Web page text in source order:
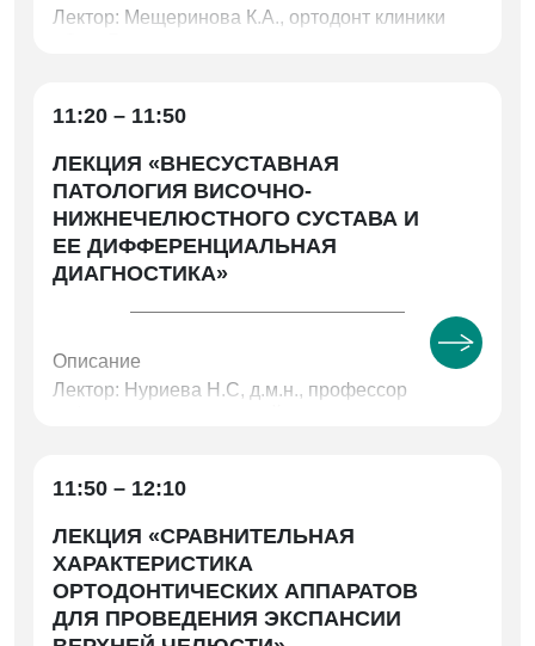
Лектор: Мещеринова К.А., ортодонт клиники
11:20 – 11:50
ЛЕКЦИЯ «ВНЕСУСТАВНАЯ
ПАТОЛОГИЯ ВИСОЧНО-
НИЖНЕЧЕЛЮСТНОГО СУСТАВА И
ЕЕ ДИФФЕРЕНЦИАЛЬНАЯ
ДИАГНОСТИКА»
Описание
Лектор: Нуриева Н.С, д.м.н., профессор
ортопедической стоматологии ФГБОУ ВО
11:50 – 12:10
ЛЕКЦИЯ «СРАВНИТЕЛЬНАЯ
ХАРАКТЕРИСТИКА
ОРТОДОНТИЧЕСКИХ АППАРАТОВ
ДЛЯ ПРОВЕДЕНИЯ ЭКСПАНСИИ